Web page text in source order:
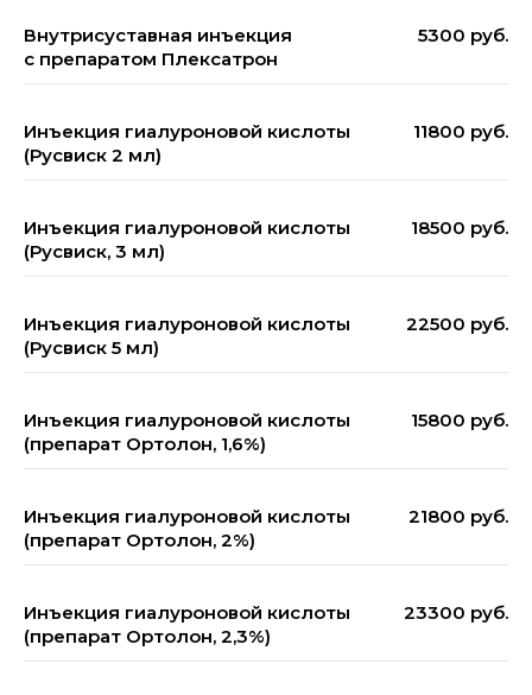
Внутрисуставная инъекция
с препаратом Плексатрон
5300 руб.
Инъекция гиалуроновой кислоты
(Русвиск 2 мл)
11800 руб.
Инъекция гиалуроновой кислоты
(Русвиск, 3 мл)
18500 руб.
Инъекция гиалуроновой кислоты
(Русвиск 5 мл)
22500 руб.
Инъекция гиалуроновой кислоты
(препарат Ортолон, 1,6%)
15800 руб.
Инъекция гиалуроновой кислоты
(препарат Ортолон, 2%)
21800 руб.
Инъекция гиалуроновой кислоты
(препарат Ортолон, 2,3%)
23300 руб.